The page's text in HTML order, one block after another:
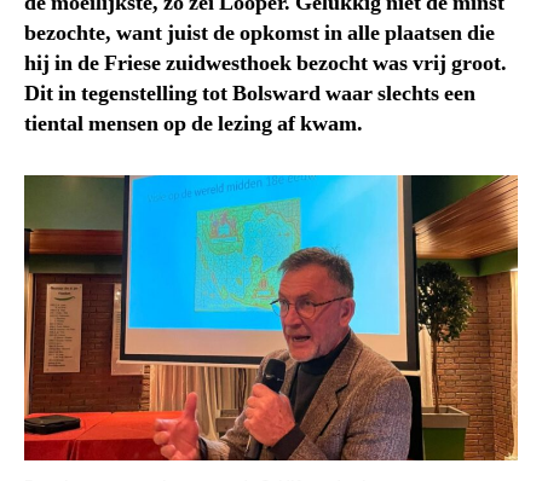
bezochte, want juist de opkomst in alle plaatsen die
hij in de Friese zuidwesthoek bezocht was vrij groot.
Dit in tegenstelling tot Bolsward waar slechts een
tiental mensen op de lezing af kwam.